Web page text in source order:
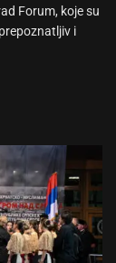
Forum, koje su
i